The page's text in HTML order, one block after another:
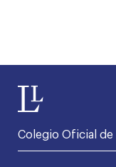
Colegio Oficial de